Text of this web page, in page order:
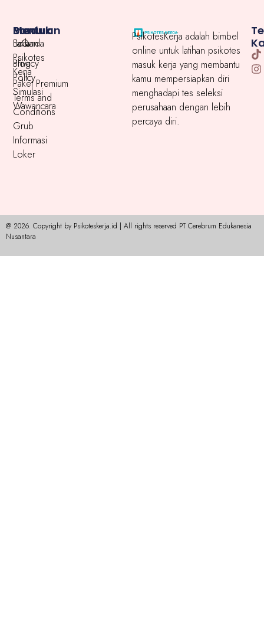
PsikotesKerja adalah bimbel
online untuk latihan psikotes
masuk kerja yang membantu
kamu mempersiapkan diri
menghadapi tes seleksi
perusahaan dengan lebih
percaya diri.
Menu
Beranda
Blog
Paket Premium
Produk
Latihan
Psikotes
Kerja
Simulasi
Wawancara
Grub
Informasi
Loker
Bantuan
FaQ
Privacy
Policy
Terms and
Conditions
@ 2026. Copyright by Psikoteskerja.id | All rights reserved PT Cerebrum Edukanesia
Nusantara​